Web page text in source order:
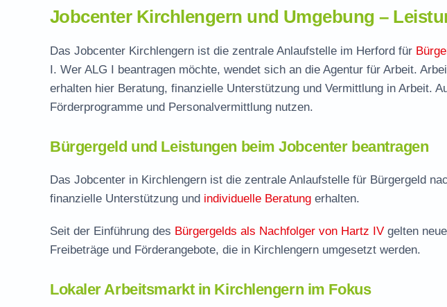
Jobcenter Kirchlengern und Umgebung –
Das Jobcenter Kirchlengern ist die zentrale Anlaufstelle im Herford für
I. Wer ALG I beantragen möchte, wendet sich an die Agentur für Arbeit.
erhalten hier Beratung, finanzielle Unterstützung und Vermittlung in Arbeit.
Förderprogramme und Personalvermittlung nutzen.
Bürgergeld und Leistungen beim Jobcenter beantragen
Das Jobcenter in Kirchlengern ist die zentrale Anlaufstelle für Bürgergeld
finanzielle Unterstützung und individuelle Beratung erhalten.
Seit der Einführung des Bürgergelds als Nachfolger von Hartz IV gelten
Freibeträge und Förderangebote, die in Kirchlengern umgesetzt werden.
Lokaler Arbeitsmarkt in Kirchlengern im Fokus